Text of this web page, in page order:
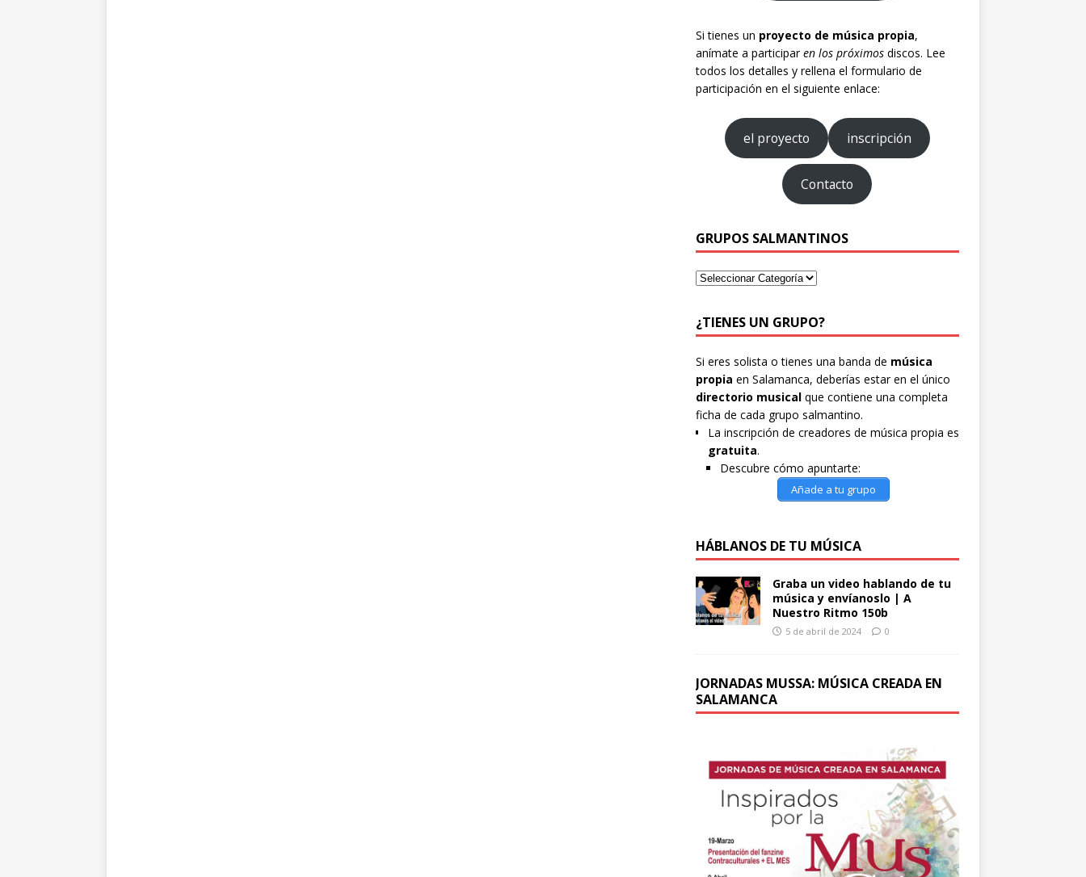
Si tienes un proyecto de música propia,
anímate a participaren los próximosdiscos. Lee
todos los detalles y rellena el formulario de
participación en el siguiente enlace:
el proyecto inscripción
Contacto
GRUPOS SALMANTINOS
¿TIENES UN GRUPO?
Si eres solista o tienes una banda de música
propia en Salamanca, deberías estar en el único
directorio musicalque contiene una completa
ficha de cada grupo salmantino.
La inscripción de creadores de música propia es
gratuita.
Descubre cómo apuntarte:
Añade a tu grupo
HÁBLANOS DE TU MÚSICA
Graba un video hablando de tu
música y envíanoslo | A
Nuestro Ritmo 150b
5 de abril de 2024 0
JORNADAS MUSSA: MÚSICA CREADA EN
SALAMANCA